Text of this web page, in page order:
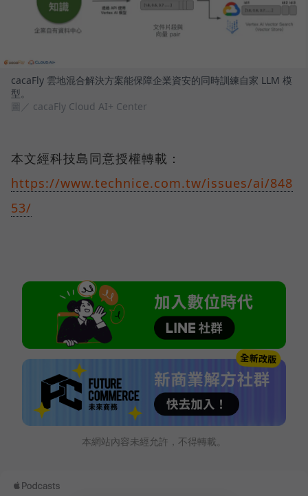
cacaFly 雲地混合解決方案能保障企業資安的同時訓練自家 LLM 模
型。
圖／ cacaFly Cloud AI+ Center
本文經科技島同意授權轉載：
https://www.technice.com.tw/issues/ai/848
53/
本網站內容未經允許，不得轉載。